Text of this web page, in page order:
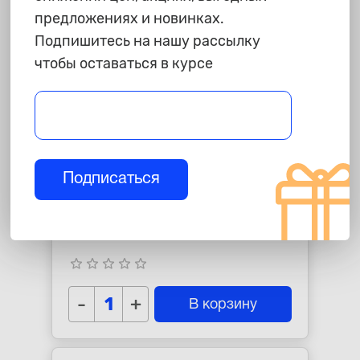
star_border star_border star_border star_border star_border
- + В корзину
предложениях и новинках.
Подпишитесь на нашу рассылку
чтобы оставаться в курсе
Подписаться